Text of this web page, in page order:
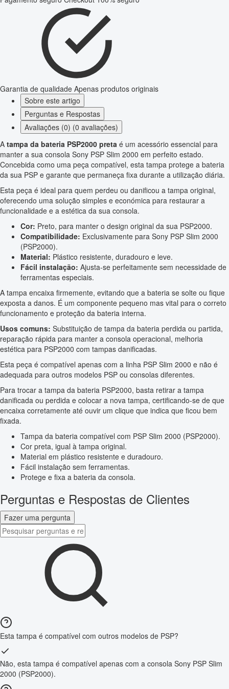
Garantia de qualidade Apenas produtos originais
Sobre este artigo
Perguntas e Respostas
Avaliações (0) (0 avaliações)
A tampa da bateria PSP2000 preta é um acessório essencial para
manter a sua consola Sony PSP Slim 2000 em perfeito estado.
Concebida como uma peça compatível, esta tampa protege a bateria
da sua PSP e garante que permaneça fixa durante a utilização diária.
Esta peça é ideal para quem perdeu ou danificou a tampa original,
oferecendo uma solução simples e económica para restaurar a
funcionalidade e a estética da sua consola.
Cor: Preto, para manter o design original da sua PSP2000.
Compatibilidade: Exclusivamente para Sony PSP Slim 2000
(PSP2000).
Material: Plástico resistente, duradouro e leve.
Fácil instalação: Ajusta-se perfeitamente sem necessidade de
ferramentas especiais.
A tampa encaixa firmemente, evitando que a bateria se solte ou fique
exposta a danos. É um componente pequeno mas vital para o correto
funcionamento e proteção da bateria interna.
Usos comuns: Substituição de tampa da bateria perdida ou partida,
reparação rápida para manter a consola operacional, melhoria
estética para PSP2000 com tampas danificadas.
Esta peça é compatível apenas com a linha PSP Slim 2000 e não é
adequada para outros modelos PSP ou consolas diferentes.
Para trocar a tampa da bateria PSP2000, basta retirar a tampa
danificada ou perdida e colocar a nova tampa, certificando-se de que
encaixa corretamente até ouvir um clique que indica que ficou bem
fixada.
Tampa da bateria compatível com PSP Slim 2000 (PSP2000).
Cor preta, igual à tampa original.
Material em plástico resistente e duradouro.
Fácil instalação sem ferramentas.
Protege e fixa a bateria da consola.
Perguntas e Respostas de Clientes
Fazer uma pergunta
Esta tampa é compatível com outros modelos de PSP?
Não, esta tampa é compatível apenas com a consola Sony PSP Slim
2000 (PSP2000).